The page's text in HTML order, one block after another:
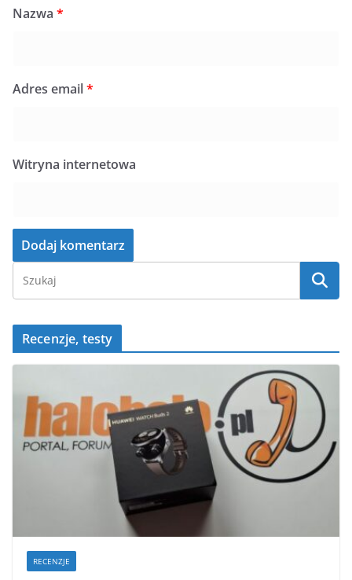
Nazwa *
Adres email*
Witryna internetowa
Recenzje, testy
RECENZJE